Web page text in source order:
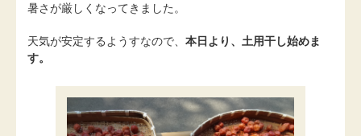
暑さが厳しくなってきました。
天気が安定するようすなので、 本日より、土用干し始めま
す。